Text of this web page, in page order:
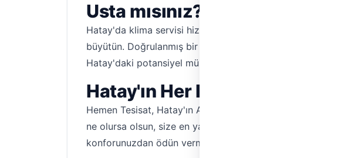
Usta mısınız? Hatay'da
Hatay'da klima servisi hizmeti veriyorsanız, Hemen
büyütün. Doğrulanmış bir profil oluşturarak
Hatay'daki potansiyel müşterilerinizle tanışın!
Hatay'ın Her Köşesine Ulaşım
Hemen Tesisat, Hatay'ın Antakya, İskenderun,
ne olursa olsun, size en yakın ve uygun fiyatlı ustaları
konforunuzdan ödün vermeyin.